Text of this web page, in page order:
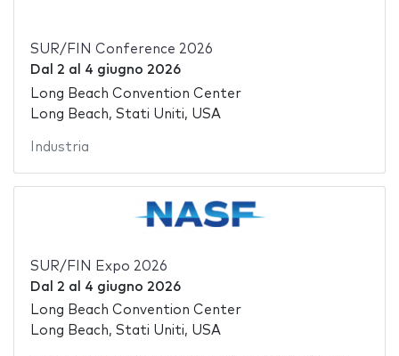
SUR/FIN Conference 2026
Dal 2 al 4 giugno 2026
Long Beach Convention Center
Long Beach, Stati Uniti, USA
Industria
SUR/FIN Expo 2026
Dal 2 al 4 giugno 2026
Long Beach Convention Center
Long Beach, Stati Uniti, USA